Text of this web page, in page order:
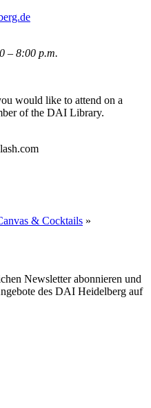
– 8:00 p.m.
would like to attend on a
of the DAI Library.
& Cocktails »
Newsletter abonnieren und
des DAI Heidelberg auf